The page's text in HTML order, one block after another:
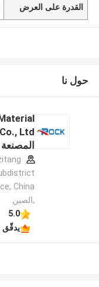
القدرة على العرض
حول نا
المصنعة
China
,الصين
5.0